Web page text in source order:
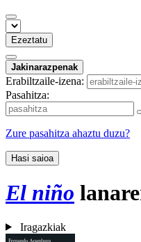
Ezeztatu
Jakinarazpenak
Erabiltzaile-izena:
Pasahitza:
Zure pasahitza ahaztu duzu?
Hasi saioa
El niño
Iragazkiak